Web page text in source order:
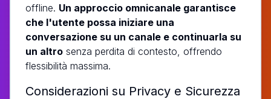
offline. Un approccio omnicanale garantisce
che l'utente possa iniziare una
conversazione su un canale e continuarla su
un altro senza perdita di contesto, offrendo
flessibilità massima.
Considerazioni su Privacy e Sicurezza